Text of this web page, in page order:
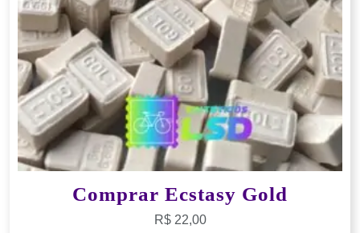
Comprar Ecstasy Gold
R$22,00